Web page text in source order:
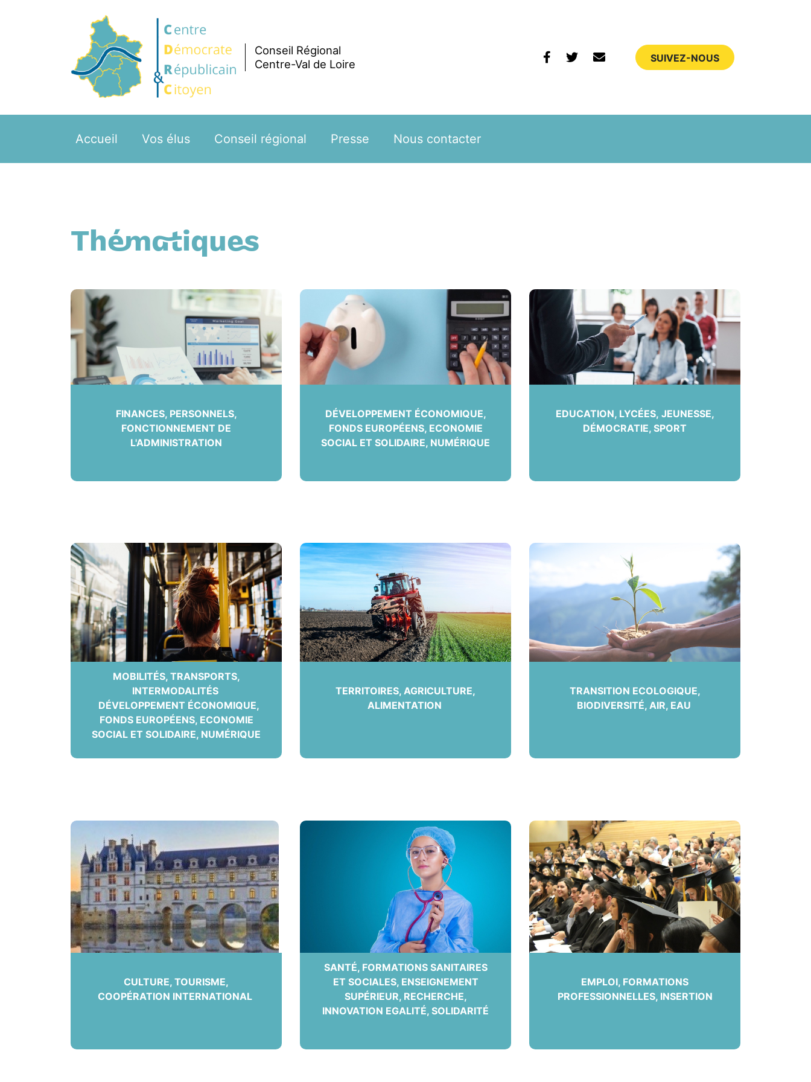
Conseil Régional
Centre-Val de Loire
Nous retrouver sur Faceboook
Nous retrouver sur Twitter
Nous contacter par email
SUIVEZ-NOUS
Accueil Vos élus Conseil régional Presse Nous contacter
Thématiques
FINANCES, PERSONNELS,
FONCTIONNEMENT DE
L'ADMINISTRATION
DÉVELOPPEMENT ÉCONOMIQUE,
FONDS EUROPÉENS, ECONOMIE
SOCIAL ET SOLIDAIRE, NUMÉRIQUE
EDUCATION, LYCÉES, JEUNESSE,
DÉMOCRATIE, SPORT
MOBILITÉS, TRANSPORTS,
INTERMODALITÉS
DÉVELOPPEMENT ÉCONOMIQUE,
FONDS EUROPÉENS, ECONOMIE
SOCIAL ET SOLIDAIRE, NUMÉRIQUE
TERRITOIRES, AGRICULTURE,
ALIMENTATION
TRANSITION ECOLOGIQUE,
BIODIVERSITÉ, AIR, EAU
CULTURE, TOURISME,
COOPÉRATION INTERNATIONAL
SANTÉ, FORMATIONS SANITAIRES
ET SOCIALES, ENSEIGNEMENT
SUPÉRIEUR, RECHERCHE,
INNOVATION EGALITÉ, SOLIDARITÉ
EMPLOI, FORMATIONS
PROFESSIONNELLES, INSERTION